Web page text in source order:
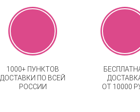
1000+ ПУНКТОВ
ДОСТАВКИ ПО ВСЕЙ
РОССИИ
ОТ 10000